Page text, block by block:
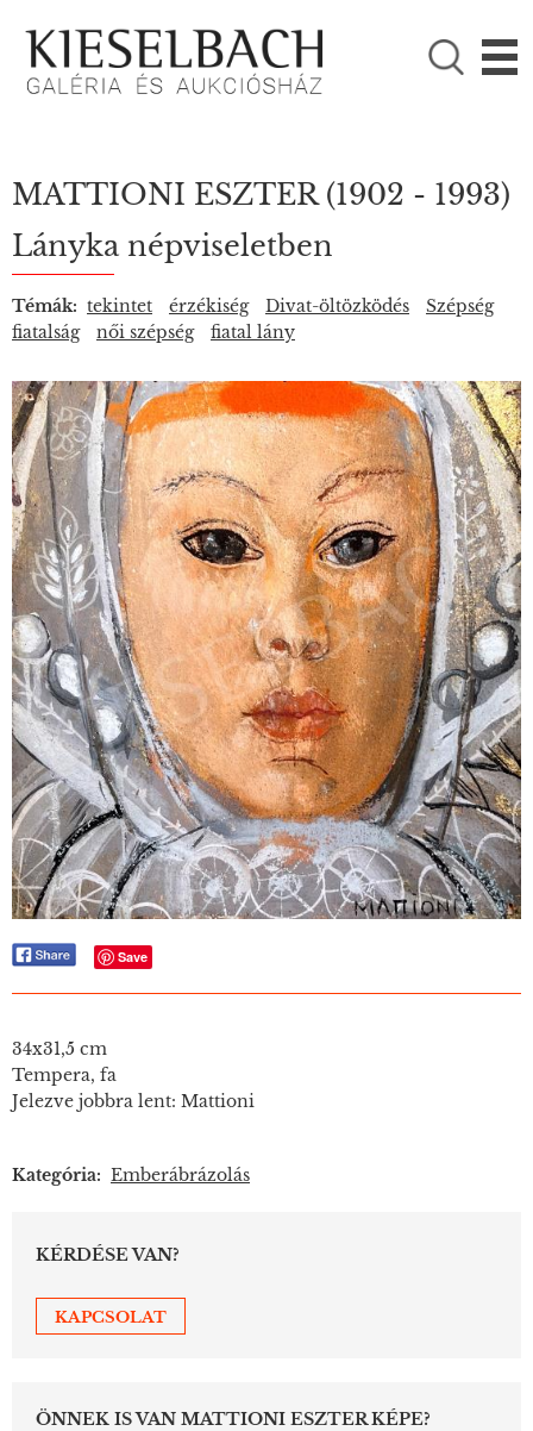

KÉRJÜK VÁLASSZON!
Festmények
MATTIONI ESZTER (1902 - 1993)
Lányka népviseletben
Témák: tekintet érzékiség Divat-öltözködés
Szépség
fiatalság
női szépség fiatal lány
Save
34x31,5 cm
Tempera, fa
Jelezve jobbra lent: Mattioni
Kategória: Emberábrázolás
KÉRDÉSE VAN?
KAPCSOLAT
ÖNNEK IS VAN MATTIONI ESZTER KÉPE?